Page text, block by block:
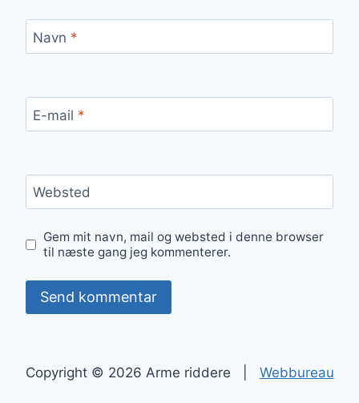
Navn *
E-mail *
Websted
Gem mit navn, mail og websted i denne browser
til næste gang jeg kommenterer.
Copyright © 2026 Arme riddere | Webbureau